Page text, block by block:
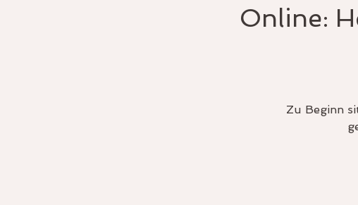
Online:
Zu Beginn